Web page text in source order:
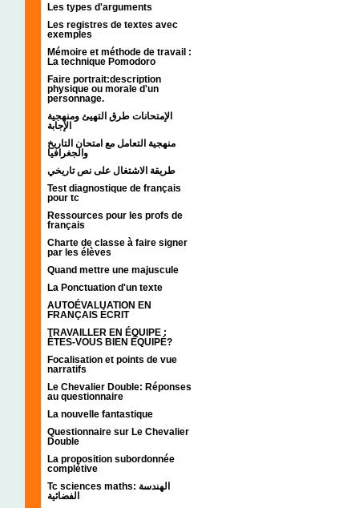
Les types d'arguments
Les registres de textes avec
exemples
Mémoire et méthode de travail :
La technique Pomodoro
Faire portrait:description
physique ou morale d'un
personnage.
الإمتحانات طرق التهيئ ومنهجية
الإجابة
منهجية التعامل مع امتحان التاريخ
والجغرافيا
طريقة الاشتغال على نص تاريخي
Test diagnostique de français
pour tc
Ressources pour les profs de
français
Charte de classe à faire signer
par les élèves
Quand mettre une majuscule
La Ponctuation d'un texte
AUTOÉVALUATION EN
FRANÇAIS ÉCRIT
TRAVAILLER EN ÉQUIPE :
ÊTES-VOUS BIEN ÉQUIPÉ?
Focalisation et points de vue
narratifs
Le Chevalier Double: Réponses
au questionnaire
La nouvelle fantastique
Questionnaire sur Le Chevalier
Double
La proposition subordonnée
complétive
Tc sciences maths: الهندسة
الفضائية